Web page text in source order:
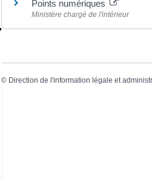
Points numériques
Ministère chargé de l'intérieur
© Direction de l'information légale et